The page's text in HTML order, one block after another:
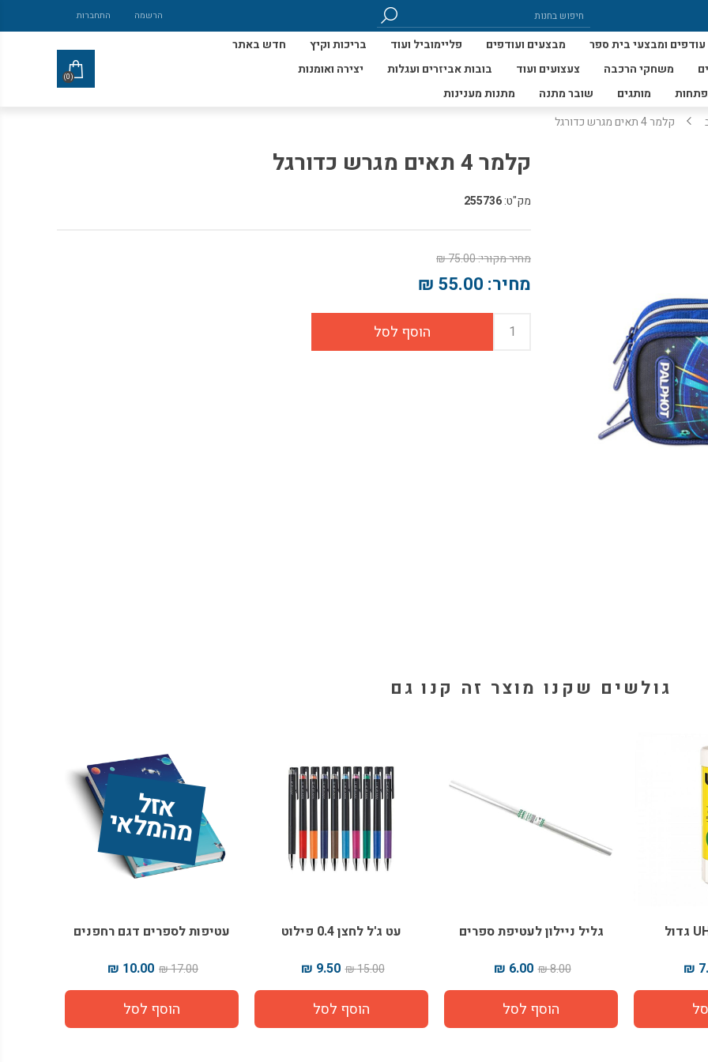
הרשמה התחברות
עודפים ומבצעי בית ספר מבצעים ועודפים פליימוביל ועוד בריכות וקיץ
חדש באתר
משחקי הרכבה צעצועים ועוד בובות אביזרים ועגלות
יצירה ואומנות
מותגים שובר מתנה מתנות מענינות
(0)
קלמר 4 תאים מגרש כדורגל
קלמר 4 תאים מגרש כדורגל
מק"ט:255736
מחיר מקורי:75.00 ₪
מחיר: 55.00 ₪
גולשים שקנו מוצר זה קנו גם
גליל ניילון לעטיפת ספרים
8.00 ₪
6.00 ₪
עט ג'ל לחצן 0.4 פילוט
15.00 ₪
9.50 ₪
אז
ל
מ
ה
מ
ל
אי
עטיפות לספרים דגם רחפנים
17.00 ₪
10.00 ₪